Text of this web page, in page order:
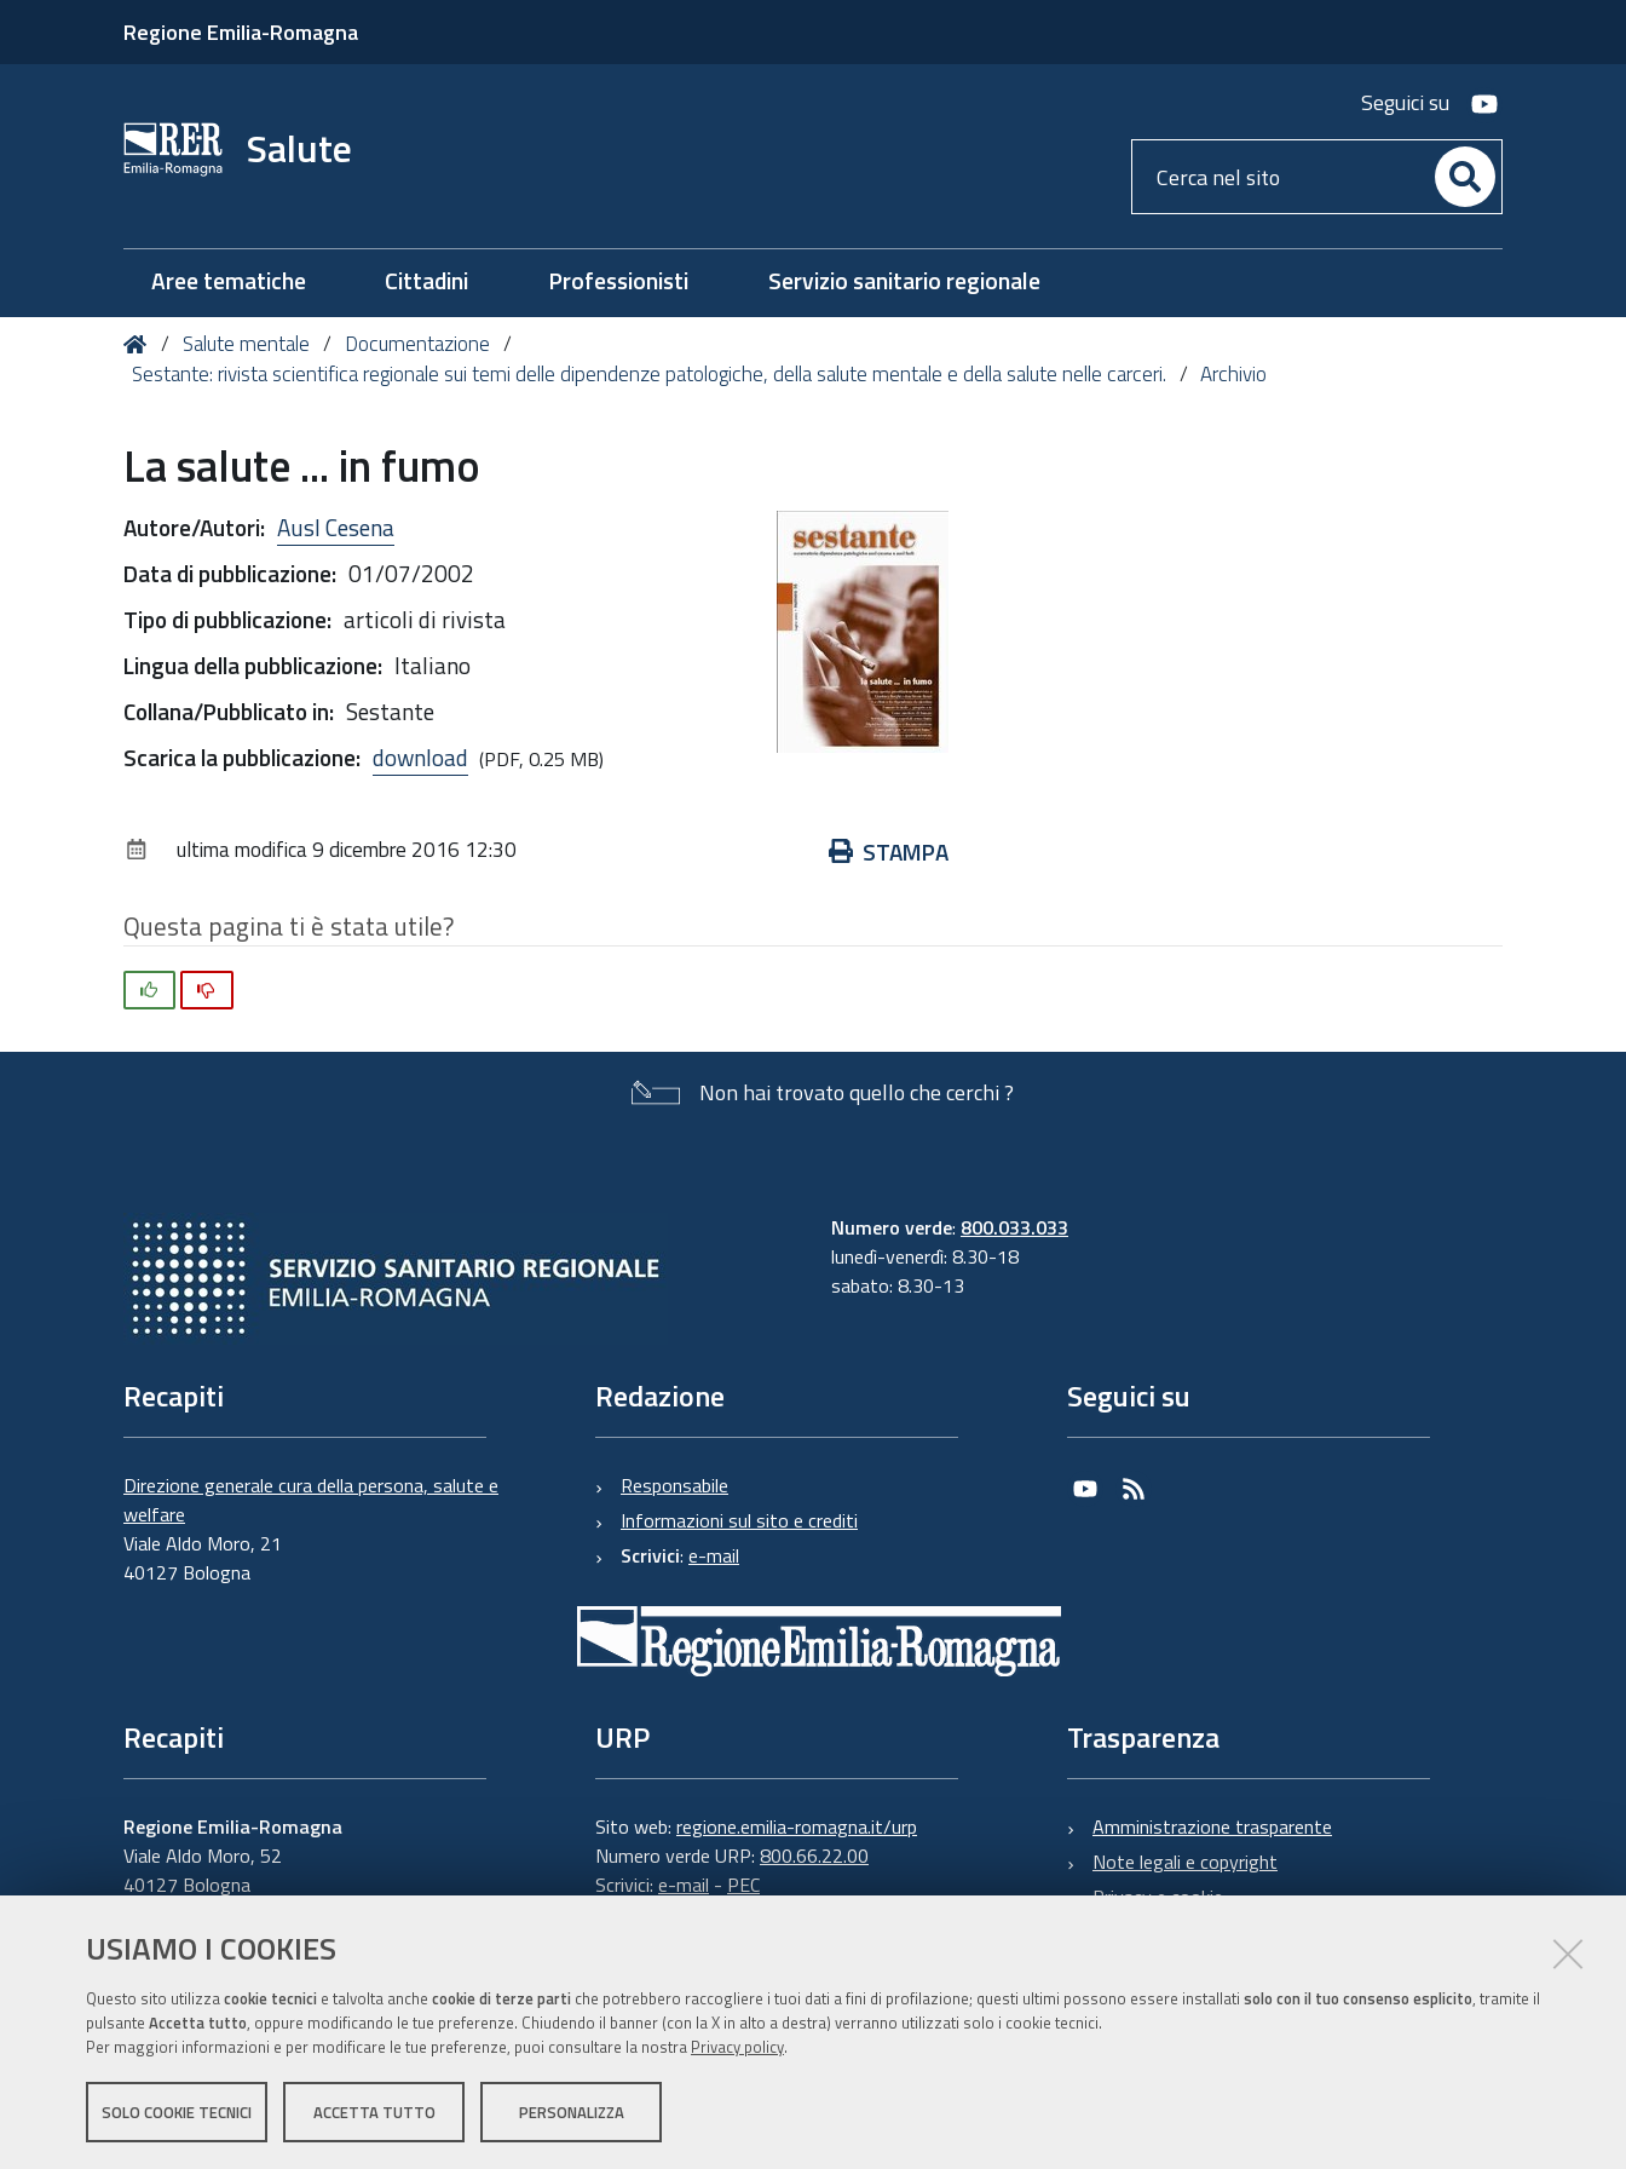
USIAMO I COOKIES
Questo sito utilizzacookie tecnici e talvolta anche cookie di terze parti che potrebbero raccogliere i tuoi dati a fini di profilazione; questi ultimi possono essere installati solo con il tuo consenso esplicito, tramite il
pulsante Accetta tutto, oppure modificando le tue preferenze. Chiudendo il banner (con la X in alto a destra) verranno utilizzati solo i cookie tecnici.
Per maggiori informazioni e per modificare le tue preferenze, puoi consultare la nostra Privacy policy.
SOLO COOKIE TECNICI ACCETTA TUTTO PERSONALIZZA
Regione Emilia-Romagna
Salute
Seguici su youtube
Cerca
nel
Aree tematiche Cittadini Professionisti Servizio sanitario regionale
Tu
sei
HomeSalute mentale
Documentazione
Sestante: rivista scientifica regionale sui temi delle dipendenze patologiche, della salute mentale e della salute nelle carceri.
Archivio
La salute ... in fumo
Autore/Autori: Ausl Cesena
Data di pubblicazione: 01/07/2002
Tipo di pubblicazione: articoli di rivista
Lingua della pubblicazione: Italiano
Collana/Pubblicato in: Sestante
Scarica la pubblicazione: download (PDF, 0.25 MB)
AzioniSTAMPA
ultima modifica9 dicembre 2016 12:30
Questa pagina ti è stata utile?
Non hai trovato quello che cerchi ?
Numero verde: 800.033.033
lunedì-venerdì: 8.30-18
sabato: 8.30-13
Recapiti
Direzione generale cura della persona, salute e
welfare
Viale Aldo Moro, 21
40127 Bologna
Redazione
Responsabile
Informazioni sul sito e crediti
Scrivici: e-mail
Seguici su
Youtube
RSS
Recapiti
Regione Emilia-Romagna
Viale Aldo Moro, 52
40127 Bologna
Cerca telefoni o indirizzi
URP
Sito web: regione.emilia-romagna.it/urp
Numero verde URP: 800.66.22.00
Scrivici: e-mail - PEC
Trasparenza
Amministrazione trasparente
Note legali e copyright
Privacy e cookie